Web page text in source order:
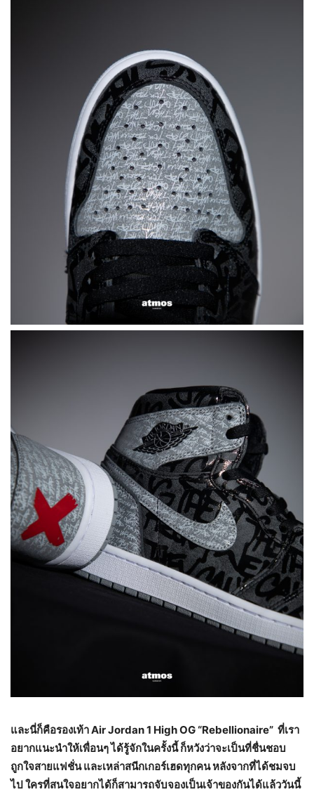
และนี่ก็คือรองเท้าAir Jordan 1 High OG “Rebellionaire” ที่เรา
อยากแนะนำให้เพื่อนๆ ได้รู้จักในครั้งนี้ ก็หวังว่าจะเป็นที่ชื่นชอบ
ถูกใจสายแฟชั่น และเหล่าสนีกเกอร์เฮดทุกคน หลังจากที่ได้ชมจบ
ไป ใครที่สนใจอยากได้ก็สามารถจับจองเป็นเจ้าของกันได้แล้ววันนี้